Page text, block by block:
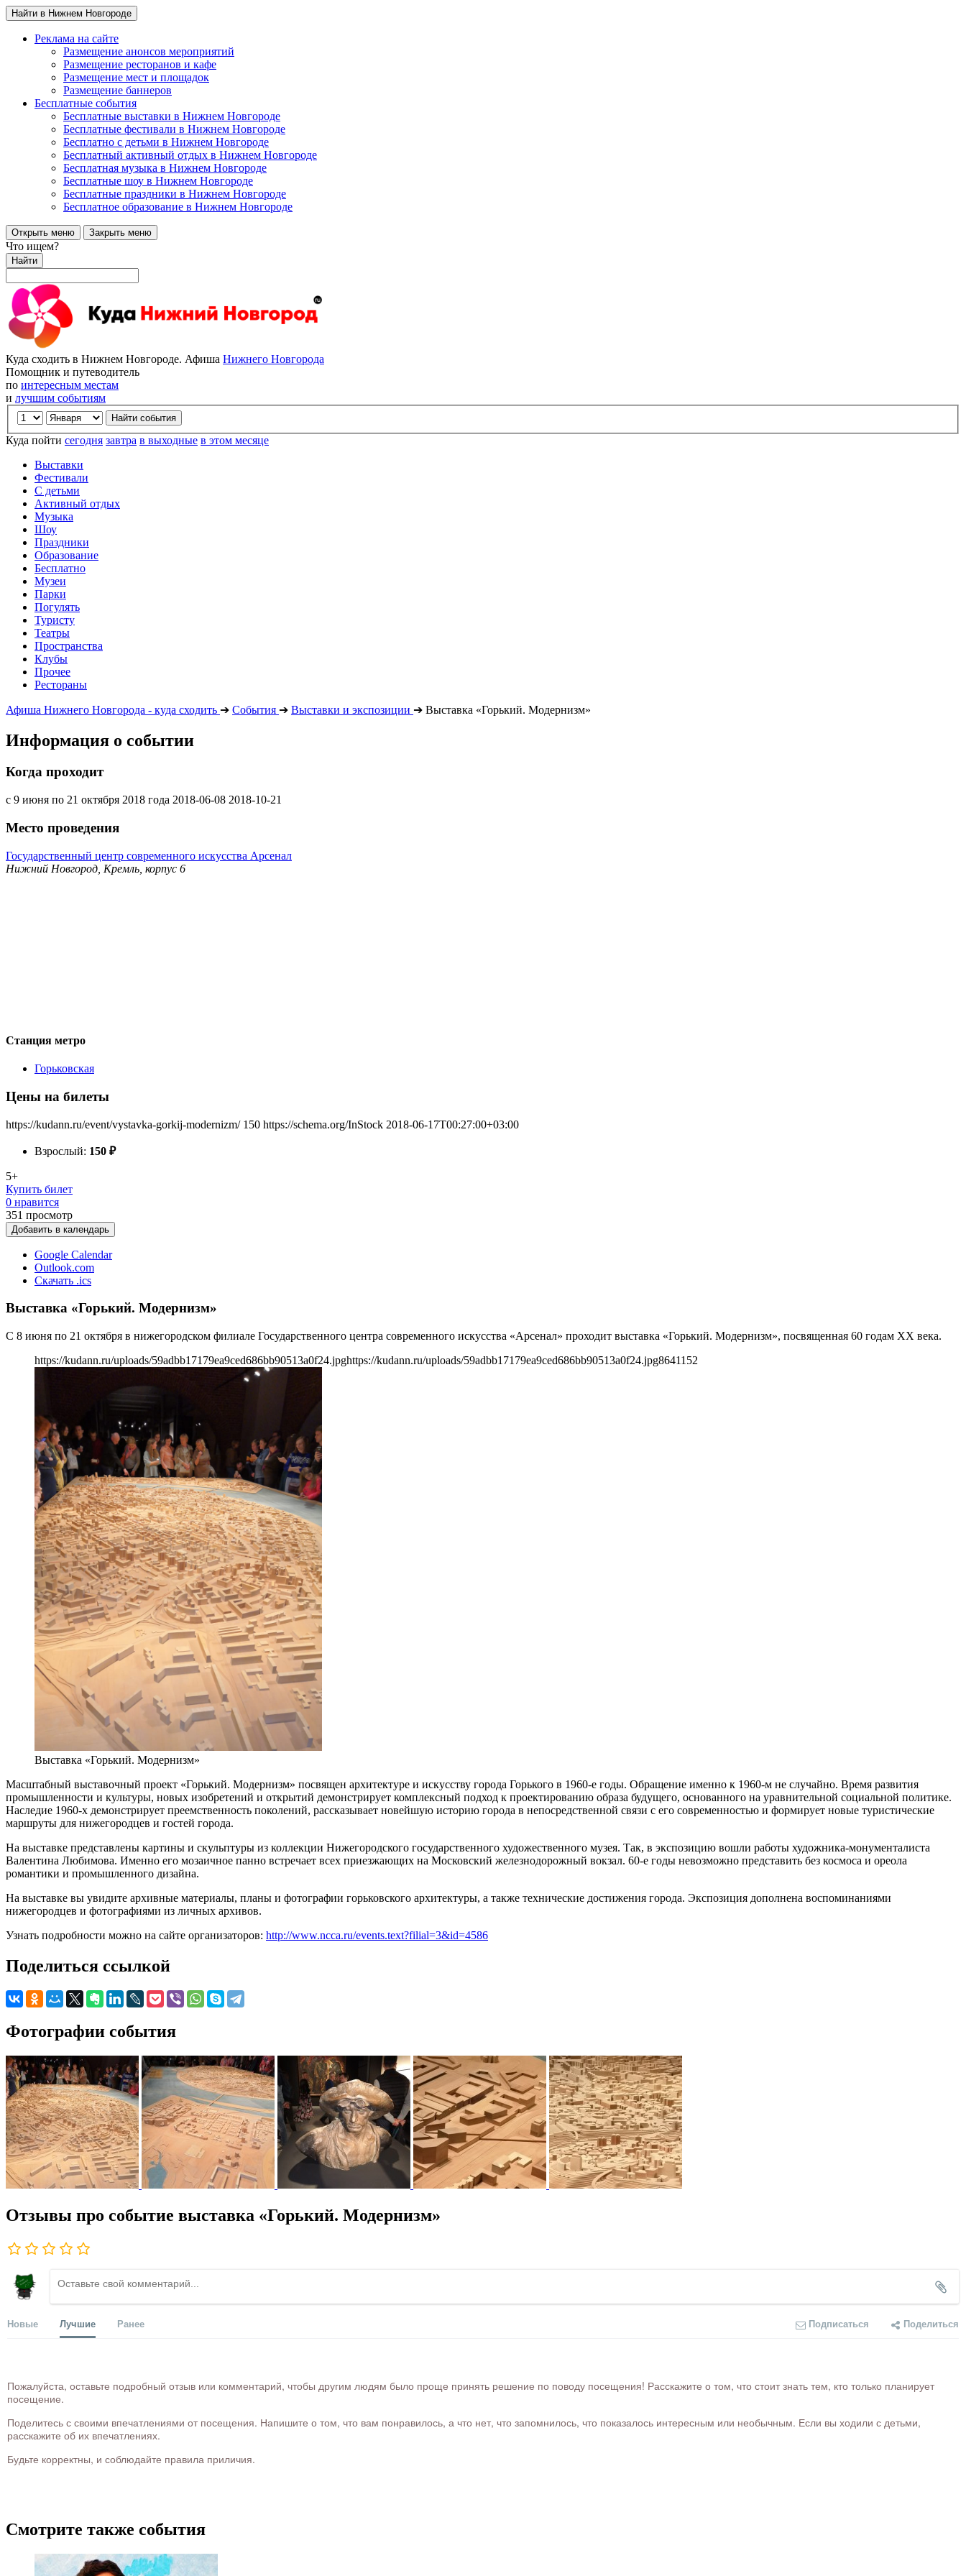
Найти в Нижнем Новгороде
Реклама на сайте
Размещение анонсов мероприятий
Размещение ресторанов и кафе
Размещение мест и площадок
Размещение баннеров
Бесплатные события
Бесплатные выставки в Нижнем Новгороде
Бесплатные фестивали в Нижнем Новгороде
Бесплатно с детьми в Нижнем Новгороде
Бесплатный активный отдых в Нижнем Новгороде
Бесплатная музыка в Нижнем Новгороде
Бесплатные шоу в Нижнем Новгороде
Бесплатные праздники в Нижнем Новгороде
Бесплатное образование в Нижнем Новгороде
Открыть меню Закрыть меню
Что ищем?
Найти
Куда сходить в Нижнем Новгороде. Афиша Нижнего Новгорода
Помощник и путеводитель
по интересным местам
и лучшим событиям
Куда пойти сегодня завтра в выходные в этом месяце
Выставки
Фестивали
С детьми
Активный отдых
Музыка
Шоу
Праздники
Образование
Бесплатно
Музеи
Парки
Погулять
Туристу
Театры
Пространства
Клубы
Прочее
Рестораны
Афиша Нижнего Новгорода - куда сходить ➔ События ➔ Выставки и экспозиции ➔ Выставка «Горький. Модернизм»
Информация о событии
Когда проходит
с 9 июня по 21 октября 2018 года 2018-06-08 2018-10-21
Место проведения
Государственный центр современного искусства Арсенал
Нижний Новгород, Кремль, корпус 6
Станция метро
Горьковская
Цены на билеты
https://kudann.ru/event/vystavka-gorkij-modernizm/ 150 https://schema.org/InStock 2018-06-17T00:27:00+03:00
Взрослый: 150 ₽
5+
Купить билет
0 нравится
351 просмотр
Добавить в календарь
Google Calendar
Outlook.com
Скачать .ics
Выставка «Горький. Модернизм»
С 8 июня по 21 октября в нижегородском филиале Государственного центра современного искусства «Арсенал» проходит выставка «Горький. Модернизм», посвященная 60 годам XX века.
https://kudann.ru/uploads/59adbb17179ea9ced686bb90513a0f24.jpghttps://kudann.ru/uploads/59adbb17179ea9ced686bb90513a0f24.jpg8641152
Выставка «Горький. Модернизм»
Масштабный выставочный проект «Горький. Модернизм» посвящен архитектуре и искусству города Горького в 1960-е годы. Обращение именно к 1960-м не случайно. Время развития
промышленности и культуры, новых изобретений и открытий демонстрирует комплексный подход к проектированию образа будущего, основанного на уравнительной социальной политике.
Наследие 1960-х демонстрирует преемственность поколений, рассказывает новейшую историю города в непосредственной связи с его современностью и формирует новые туристические
маршруты для нижегородцев и гостей города.
На выставке представлены картины и скульптуры из коллекции Нижегородского государственного художественного музея. Так, в экспозицию вошли работы художника-монументалиста
Валентина Любимова. Именно его мозаичное панно встречает всех приезжающих на Московский железнодорожный вокзал. 60-е годы невозможно представить без космоса и ореола
романтики и промышленного дизайна.
На выставке вы увидите архивные материалы, планы и фотографии горьковского архитектуры, а также технические достижения города. Экспозиция дополнена воспоминаниями
нижегородцев и фотографиями из личных архивов.
Узнать подробности можно на сайте организаторов: http://www.ncca.ru/events.text?filial=3&id=4586
Поделиться ссылкой
Фотографии события
Отзывы про событие выставка «Горький. Модернизм»
Новые Лучшие Ранее Подписаться Поделиться
Пожалуйста, оставьте подробный отзыв или комментарий, чтобы другим людям было проще принять решение по поводу посещения! Расскажите о том, что стоит знать тем, кто только планирует
посещение.
Поделитесь с своими впечатлениями от посещения. Напишите о том, что вам понравилось, а что нет, что запомнилось, что показалось интересным или необычным. Если вы ходили с детьми,
расскажите об их впечатлениях.
Будьте корректны, и соблюдайте правила приличия.
Смотрите также события